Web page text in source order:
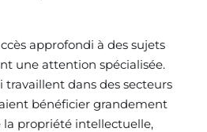
approfondi à des sujets
une attention spécialisée.
travaillent dans des secteurs
bénéficier grandement
la propriété intellectuelle,